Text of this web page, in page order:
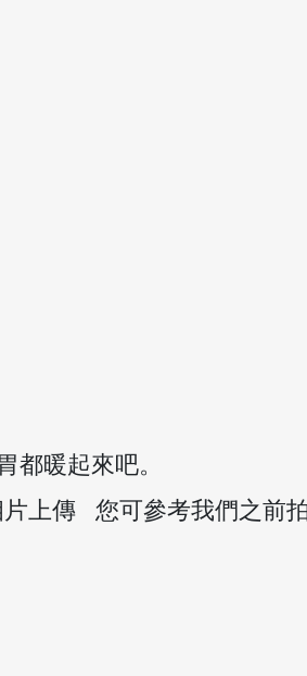
都暖起來吧。
上傳 您可參考我們之前